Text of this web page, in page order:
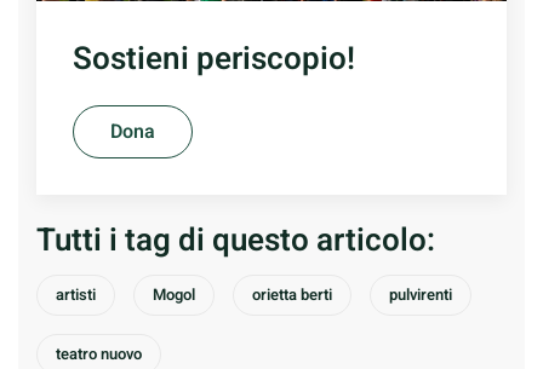
Sostieni periscopio!
Dona
Tutti i tag di questo articolo:
artisti Mogol orietta berti pulvirenti
teatro nuovo